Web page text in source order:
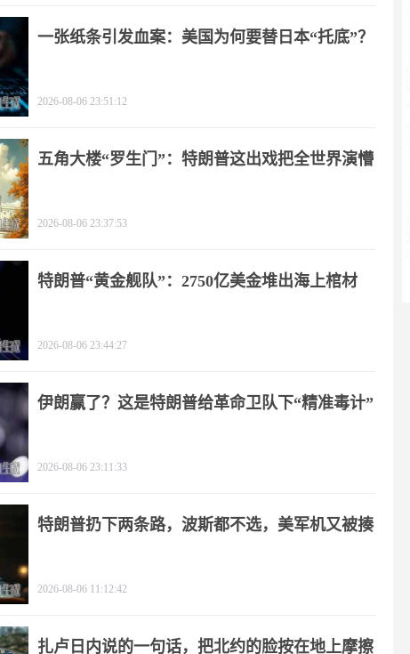
一张纸条引发血案：美国为何要替日本“托底”？
2026-08-06 23:51:12
五角大楼“罗生门”：特朗普这出戏把全世界演懵
2026-08-06 23:37:53
特朗普“黄金舰队”：2750亿美金堆出海上棺材
2026-08-06 23:44:27
伊朗赢了？这是特朗普给革命卫队下“精准毒计”
2026-08-06 23:11:33
特朗普扔下两条路，波斯都不选，美军机又被揍
2026-08-06 11:12:42
扎卢日内说的一句话，把北约的脸按在地上摩擦